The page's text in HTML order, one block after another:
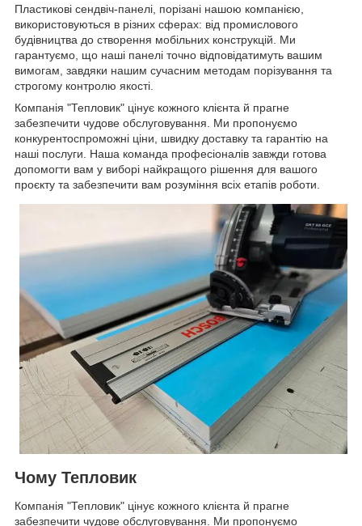
Пластикові сендвіч-панелі, порізані нашою компанією,
використовуються в різних сферах: від промислового
будівництва до створення мобільних конструкцій. Ми
гарантуємо, що наші панелі точно відповідатимуть вашим
вимогам, завдяки нашим сучасним методам порізування та
строгому контролю якості.
Компанія "Тепловик" цінує кожного клієнта й прагне
забезпечити чудове обслуговування. Ми пропонуємо
конкурентоспроможні ціни, швидку доставку та гарантію на
наші послуги. Наша команда професіоналів завжди готова
допомогти вам у виборі найкращого рішення для вашого
проєкту та забезпечити вам розуміння всіх етапів роботи.
Чому Тепловик
Компанія "Тепловик" цінує кожного клієнта й прагне
забезпечити чудове обслуговування. Ми пропонуємо